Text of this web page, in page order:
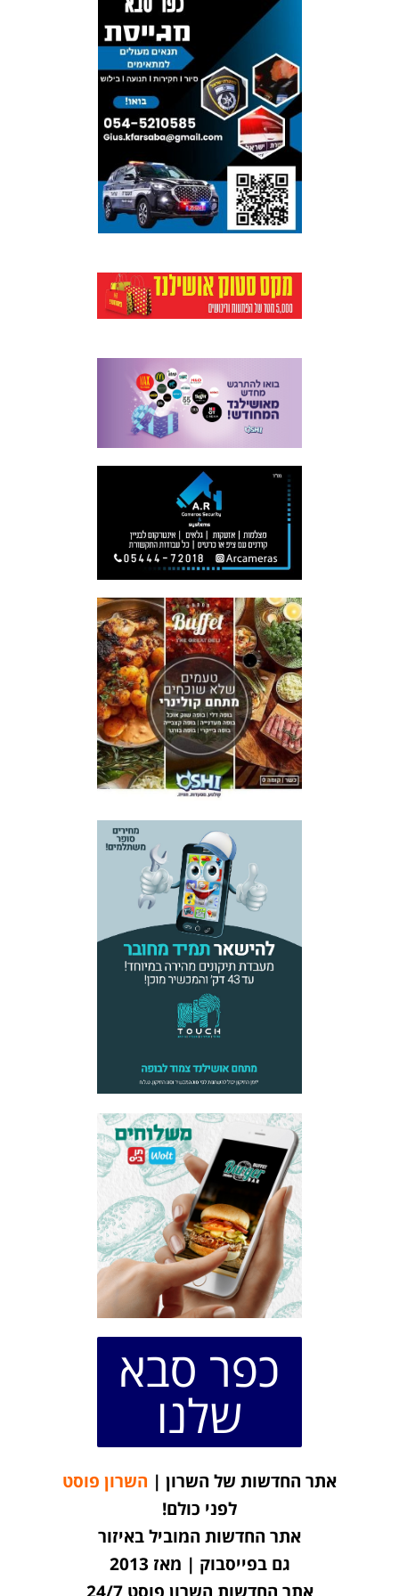
כפר סבא
שלנו
אתר החדשות של השרון | השרון פוסט
לפני כולם!
אתר החדשות המוביל באיזור
גם בפייסבוק | מאז 2013